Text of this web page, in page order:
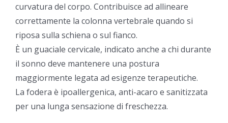
curvatura del corpo. Contribuisce ad allineare
correttamente la colonna vertebrale quando si
riposa sulla schiena o sul fianco.
È un guaciale cervicale, indicato anche a chi durante
il sonno deve mantenere una postura
maggiormente legata ad esigenze terapeutiche.
La fodera è ipoallergenica, anti-acaro e sanitizzata
per una lunga sensazione di freschezza.